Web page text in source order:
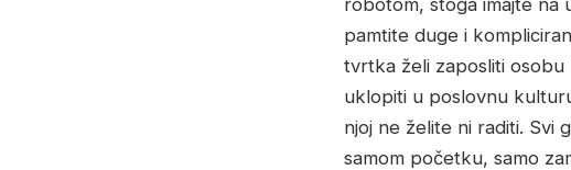
pamtite duge i
tvrtka želi zaposliti osobu
uklopiti u poslovnu
njoj ne želite ni raditi. Svi
samom početku, samo